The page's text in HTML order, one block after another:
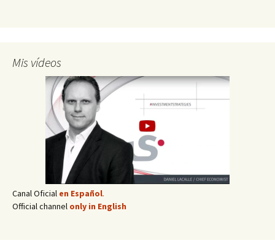
Mis vídeos
Canal Oficial en Español.
Official channel only in English